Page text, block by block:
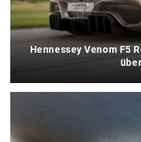
Hennessey Venom F5